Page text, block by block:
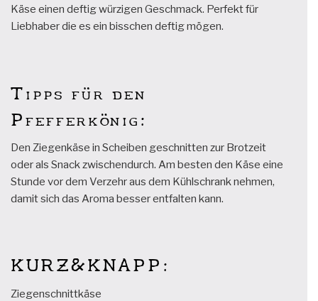
Käse einen deftig würzigen Geschmack. Perfekt für
Liebhaber die es ein bisschen deftig mögen.
Tipps für den
Pfefferkönig:
Den Ziegenkäse in Scheiben geschnitten zur Brotzeit
oder als Snack zwischendurch. Am besten den Käse eine
Stunde vor dem Verzehr aus dem Kühlschrank nehmen,
damit sich das Aroma besser entfalten kann.
KURZ&KNAPP:
Ziegenschnittkäse